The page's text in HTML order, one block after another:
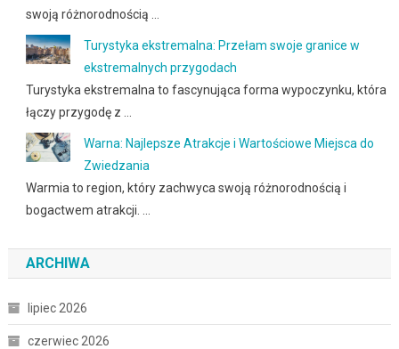
swoją różnorodnością …
Turystyka ekstremalna: Przełam swoje granice w
ekstremalnych przygodach
Turystyka ekstremalna to fascynująca forma wypoczynku, która
łączy przygodę z …
Warna: Najlepsze Atrakcje i Wartościowe Miejsca do
Zwiedzania
Warmia to region, który zachwyca swoją różnorodnością i
bogactwem atrakcji. …
ARCHIWA
lipiec 2026
czerwiec 2026